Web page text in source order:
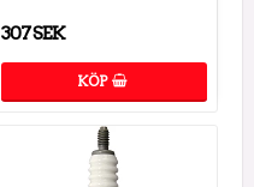
307 SEK
KÖP